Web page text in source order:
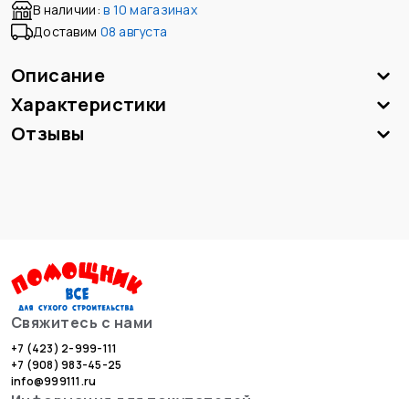
В наличии: в 10 магазинах
Доставим 08 августа
Описание
Характеристики
Отзывы
Свяжитесь с нами
+7 (423) 2-999-111
+7 (908) 983-45-25
info@999111.ru